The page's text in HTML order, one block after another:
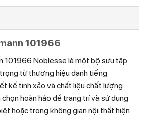
101966
101966 Noblesse là một bộ sưu tập
từ thương hiệu danh tiếng
kế tinh xảo và chất liệu chất lượng
chọn hoàn hảo để trang trí và sử dụng
hoặc trong không gian nội thất hiện